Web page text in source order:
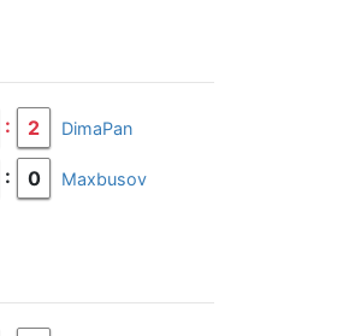
: 2 DimaPan
: 0 Maxbusov